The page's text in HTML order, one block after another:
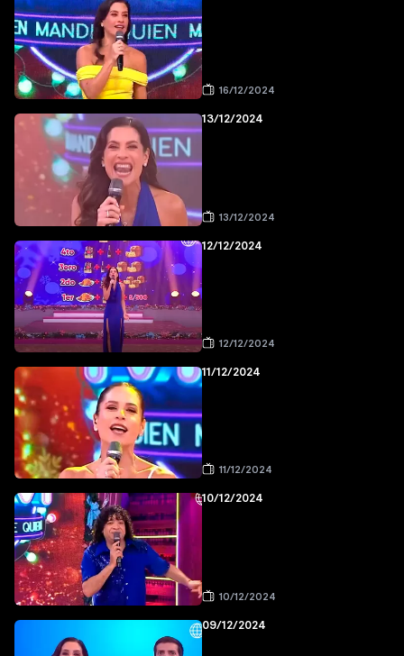
16/12/2024
13/12/2024
13/12/2024
12/12/2024
12/12/2024
11/12/2024
11/12/2024
10/12/2024
10/12/2024
09/12/2024